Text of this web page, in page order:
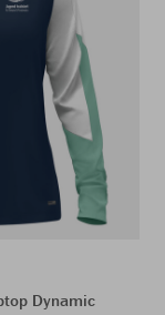
Dynamic